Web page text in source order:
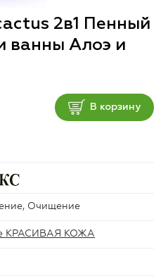
2в1 Пенный
ванны Алоэ и
В корзину
Очищение
КРАСИВАЯ КОЖА